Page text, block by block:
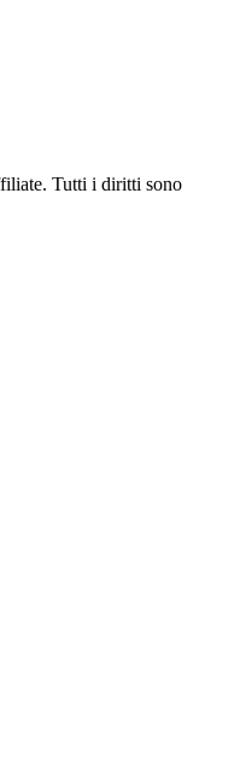
Tutti i diritti sono